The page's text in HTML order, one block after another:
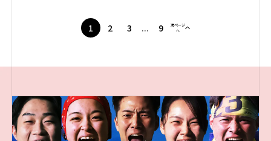
1 2 3 ... 9
次ページ
へ